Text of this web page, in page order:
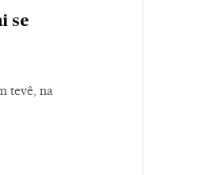
se
tevê, na